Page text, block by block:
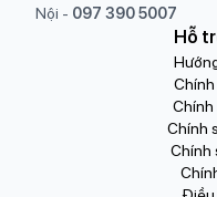
Nội - 097 390 5007
Hỗ
Chính
Chính
Chính